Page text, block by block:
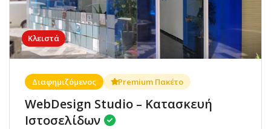
Κλειστά
Διαφημιζόμενος Premium Πακέτο
WebDesign Studio – Κατασκευή
Ιστοσελίδων